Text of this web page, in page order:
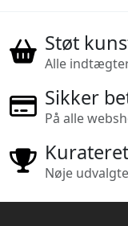
Støt
Alle
Sikker
På alle
Nøje